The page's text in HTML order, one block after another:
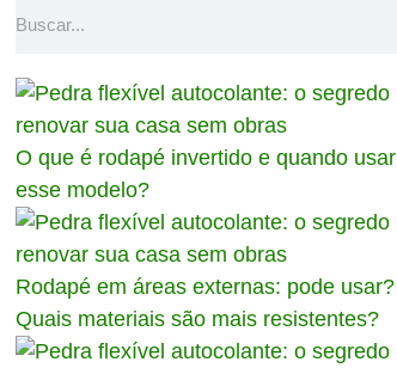
O que é rodapé invertido e quando usar
esse modelo?
Rodapé em áreas externas: pode usar?
Quais materiais são mais resistentes?